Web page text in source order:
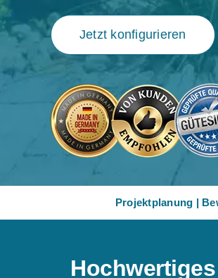
Jetzt konfigurieren
Projektplanung |